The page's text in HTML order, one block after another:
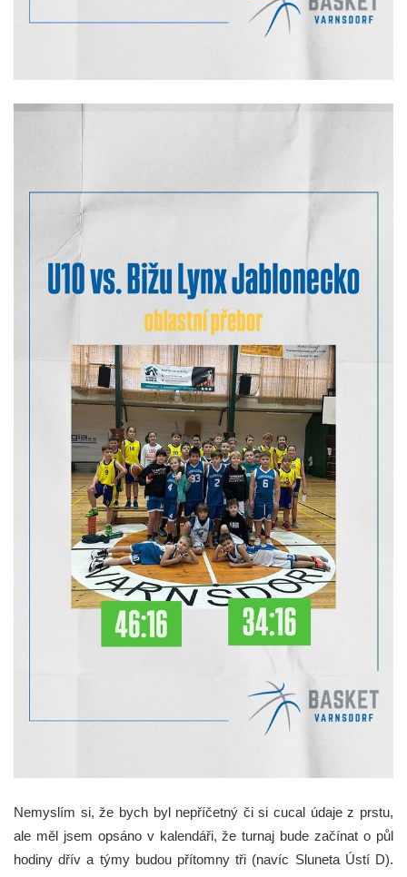
Nemyslím si, že bych byl nepříčetný či si cucal údaje z prstu,
ale měl jsem opsáno v kalendáři, že turnaj bude začínat o půl
hodiny dřív a týmy budou přítomny tři (navíc Sluneta Ústí D).